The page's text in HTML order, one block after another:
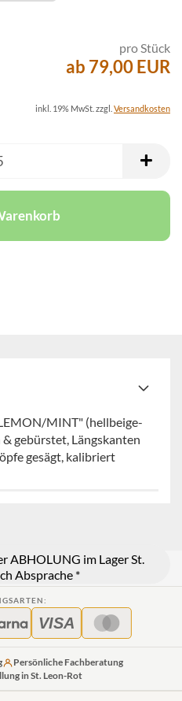
pro Stück
ab 79,00 EUR
inkl. 19% MwSt. zzgl. Versandkosten
MINT" (hellbeige-
gebürstet, Längskanten
gesägt, kalibriert
ABHOLUNG im Lager St.
Absprache *
VISA
Persönliche Fachberatung
in St. Leon-Rot